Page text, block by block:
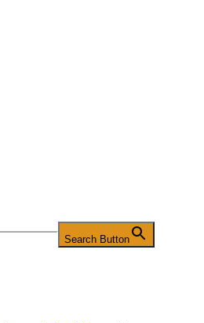
Search Button